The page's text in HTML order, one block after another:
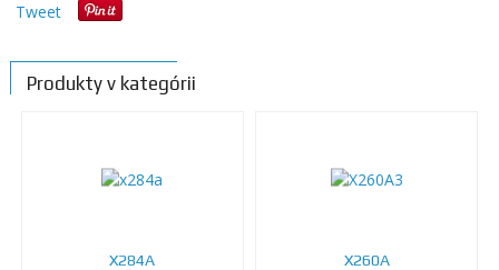
Tweet
Produkty v kategórii
X284A X260A